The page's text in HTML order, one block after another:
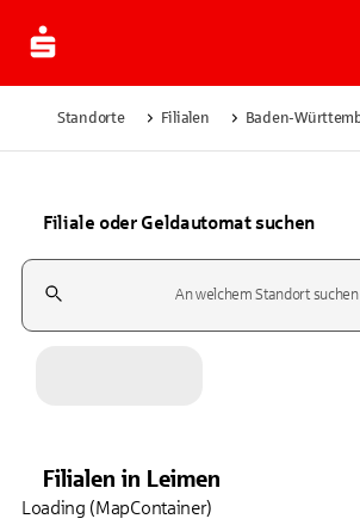
Standorte Filialen Baden-
Filiale oder Geldautomat suchen
Suchfeld
Filialen in Leimen
Loading (MapContainer)